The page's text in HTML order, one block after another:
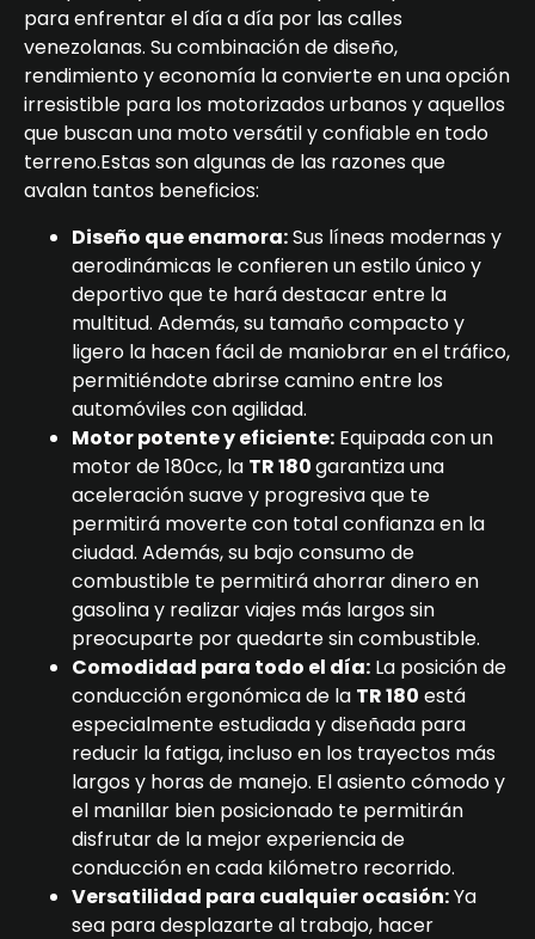
para enfrentar el día a día por las calles
venezolanas. Su combinación de diseño,
rendimiento y economía la convierte en una opción
irresistible para los motorizados urbanos y aquellos
que buscan una moto versátil y confiable en todo
terreno.Estas son algunas de las razones que
avalan tantos beneficios:
Diseño que enamora:Sus líneas modernas y
aerodinámicas le confieren un estilo único y
deportivo que te hará destacar entre la
multitud. Además, su tamaño compacto y
ligero la hacen fácil de maniobrar en el tráfico,
permitiéndote abrirse camino entre los
automóviles con agilidad.
Motor potente y eficiente: Equipada con un
motor de 180cc, la TR 180garantiza una
aceleración suave y progresiva que te
permitirá moverte con total confianza en la
ciudad. Además, su bajo consumo de
combustible te permitirá ahorrar dinero en
gasolina y realizar viajes más largos sin
preocuparte por quedarte sin combustible.
Comodidad para todo el día: La posición de
conducción ergonómica de la TR 180 está
especialmente estudiada y diseñada para
reducir la fatiga, incluso en los trayectos más
largos y horas de manejo. El asiento cómodo y
el manillar bien posicionado te permitirán
disfrutar de la mejor experiencia de
conducción en cada kilómetro recorrido.
Versatilidad para cualquier ocasión:Ya
sea para desplazarte al trabajo, hacer